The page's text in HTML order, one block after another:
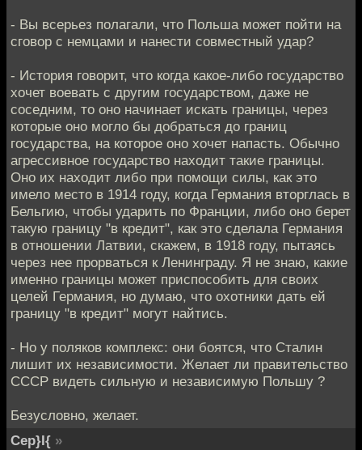
- Вы всерьез полагали, что Польша может пойти на
сговор с немцами и нанести совместный удар?
- История говорит, что когда какое-либо государство
хочет воевать с другим государством, даже не
соседним, то оно начинает искать границы, через
которые оно могло бы добраться до границ
государства, на которое оно хочет напасть. Обычно
агрессивное государство находит такие границы.
Оно их находит либо при помощи силы, как это
имело место в 1914 году, когда Германия вторглась в
Бельгию, чтобы ударить по Франции, либо оно берет
такую границу "в кредит", как это сделала Германия
в отношении Латвии, скажем, в 1918 году, пытаясь
через нее прорваться к Ленинграду. Я не знаю, какие
именно границы может приспособить для своих
целей Германия, но думаю, что охотники дать ей
границу "в кредит" могут найтись.
- Но у поляков комплекс: они боятся, что Сталин
лишит их независимости. Желает ли правительство
СССР видеть сильную и независимую Польшу ?
Безусловно, желает.
Cep}I{ »